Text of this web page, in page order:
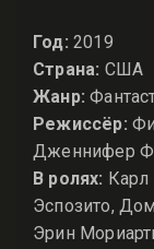
Год: 2019
Страна: США
Жанр:
Режиссёр:
Дженнифер
В ролях:
Эспозито,
Эрин